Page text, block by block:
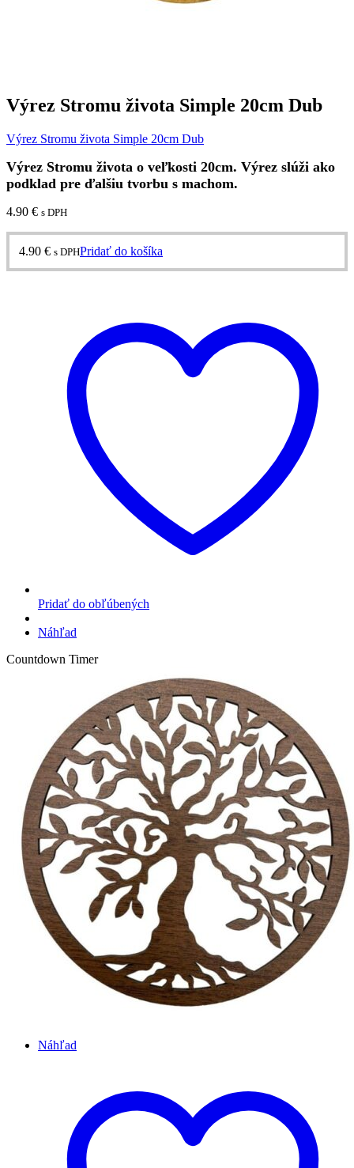
Výrez Stromu života Simple 20cm Dub
Výrez Stromu života Simple 20cm Dub
Výrez Stromu života o veľkosti 20cm. Výrez slúži ako
podklad pre ďalšiu tvorbu s machom.
4.90 € s DPH
4.90 € s DPHPridať do košíka
Pridať do obľúbených
Náhľad
Countdown Timer
Náhľad